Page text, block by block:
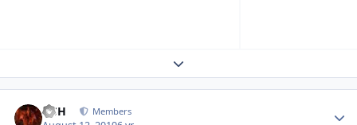
Expand topic overview
HSH Members